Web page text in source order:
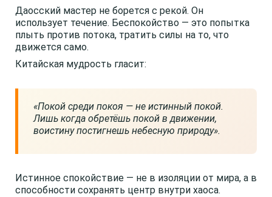
Даосский мастер не борется с рекой. Он
использует течение. Беспокойство — это попытка
плыть против потока, тратить силы на то, что
движется само.
Китайская мудрость гласит:
«Покой среди покоя — не истинный покой.
Лишь когда обретёшь покой в движении,
воистину постигнешь небесную природу».
Истинное спокойствие — не в изоляции от мира, а в
способности сохранять центр внутри хаоса.